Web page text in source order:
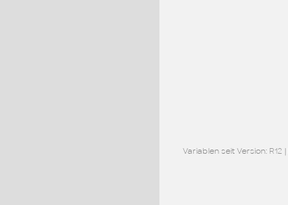
Variablen seit Version: R12 |